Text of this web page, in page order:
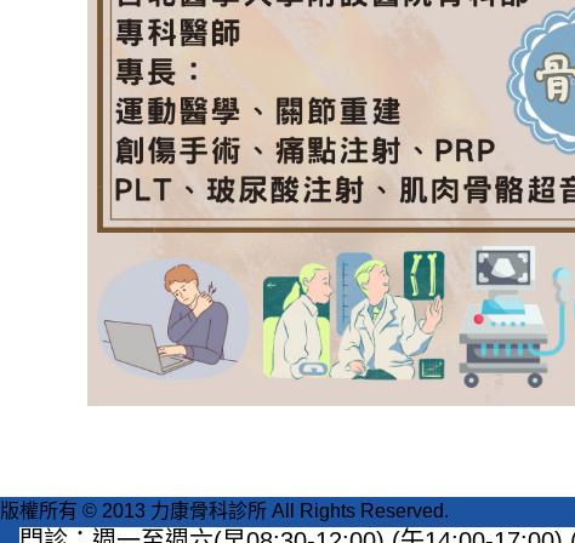
版權所有 © 2013 力康骨科診所 All Rights Reserved.